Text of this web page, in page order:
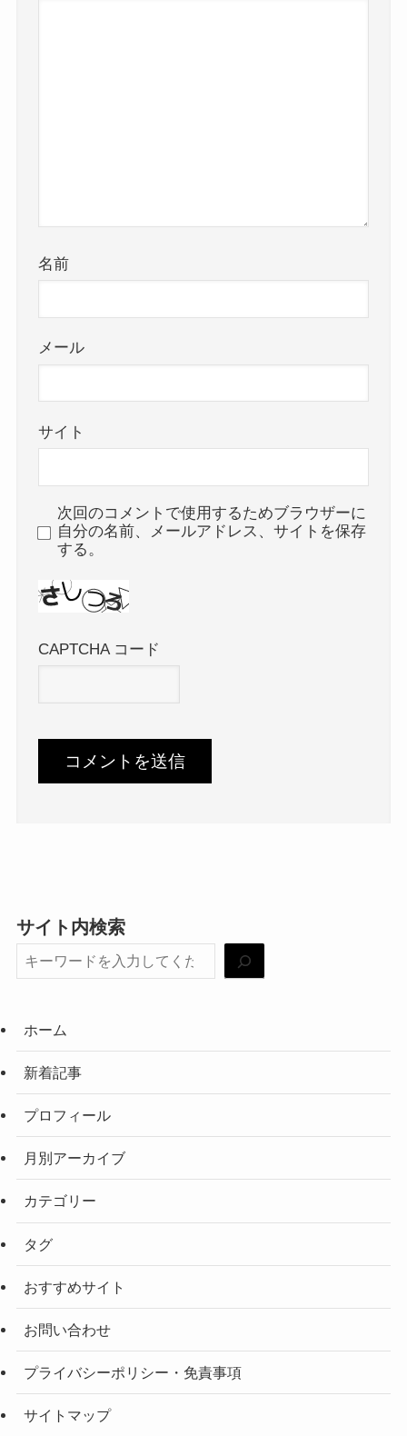
名前
メール
サイト
次回のコメントで使用するためブラウザーに
自分の名前、メールアドレス、サイトを保存
する。
CAPTCHA コード
サイト内検索
ホーム
新着記事
プロフィール
月別アーカイブ
カテゴリー
タグ
おすすめサイト
お問い合わせ
プライバシーポリシー・免責事項
サイトマップ